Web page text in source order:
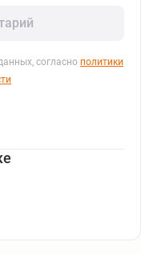
согласно политики